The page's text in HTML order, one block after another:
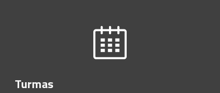
Turmas